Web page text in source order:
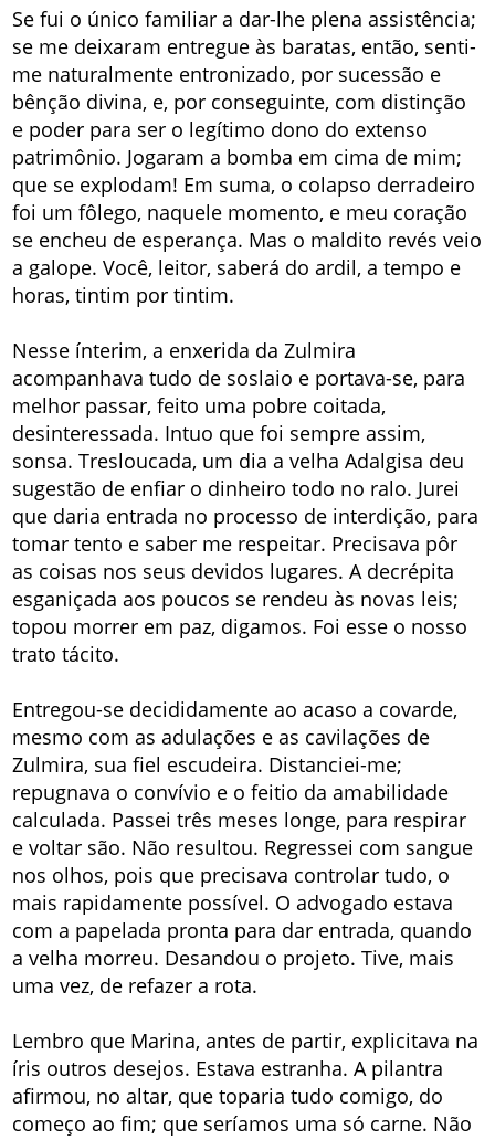
Se fui o único familiar a dar-lhe plena assistência;
se me deixaram entregue às baratas, então, senti-
me naturalmente entronizado, por sucessão e
bênção divina, e, por conseguinte, com distinção
e poder para ser o legítimo dono do extenso
patrimônio. Jogaram a bomba em cima de mim;
que se explodam! Em suma, o colapso derradeiro
foi um fôlego, naquele momento, e meu coração
se encheu de esperança. Mas o maldito revés veio
a galope. Você, leitor, saberá do ardil, a tempo e
horas, tintim por tintim.
Nesse ínterim, a enxerida da Zulmira
acompanhava tudo de soslaio e portava-se, para
melhor passar, feito uma pobre coitada,
desinteressada. Intuo que foi sempre assim,
sonsa. Tresloucada, um dia a velha Adalgisa deu
sugestão de enfiar o dinheiro todo no ralo. Jurei
que daria entrada no processo de interdição, para
tomar tento e saber me respeitar. Precisava pôr
as coisas nos seus devidos lugares. A decrépita
esganiçada aos poucos se rendeu às novas leis;
topou morrer em paz, digamos. Foi esse o nosso
trato tácito.
Entregou-se decididamente ao acaso a covarde,
mesmo com as adulações e as cavilações de
Zulmira, sua fiel escudeira. Distanciei-me;
repugnava o convívio e o feitio da amabilidade
calculada. Passei três meses longe, para respirar
e voltar são. Não resultou. Regressei com sangue
nos olhos, pois que precisava controlar tudo, o
mais rapidamente possível. O advogado estava
com a papelada pronta para dar entrada, quando
a velha morreu. Desandou o projeto. Tive, mais
uma vez, de refazer a rota.
Lembro que Marina, antes de partir, explicitava na
íris outros desejos. Estava estranha. A pilantra
afirmou, no altar, que toparia tudo comigo, do
começo ao fim; que seríamos uma só carne. Não